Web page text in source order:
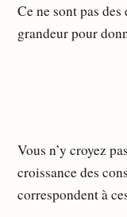
Ce ne sont pas
grandeur pour
Vous n’y croyez
croissance des
correspondent à